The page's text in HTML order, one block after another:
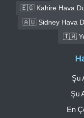
🇪🇬 Kahire Hava
🇦🇺 Sidney Hava
🇹🇼
Şu
Şu
En